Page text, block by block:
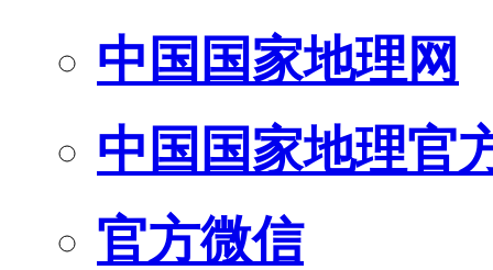
中国国家地理网
中国国家地理官
官方微信